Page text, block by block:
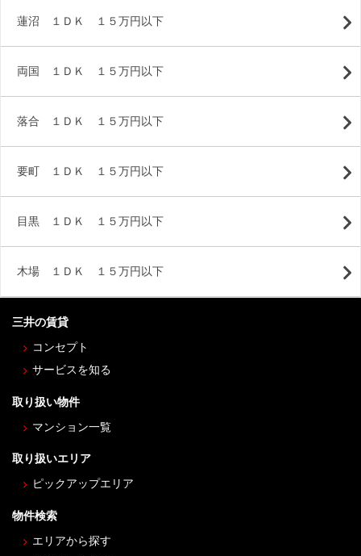
蓮沼 １ＤＫ １５万円以下
両国 １ＤＫ １５万円以下
落合 １ＤＫ １５万円以下
要町 １ＤＫ １５万円以下
目黒 １ＤＫ １５万円以下
木場 １ＤＫ １５万円以下
三井の賃貸
コンセプト
サービスを知る
取り扱い物件
マンション一覧
取り扱いエリア
ピックアップエリア
物件検索
エリアから探す